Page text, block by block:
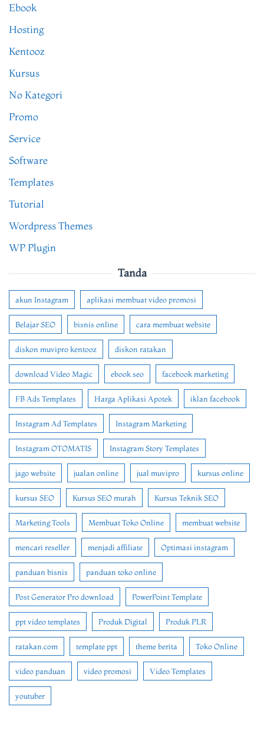
Ebook
Hosting
Kentooz
Kursus
No Kategori
Promo
Service
Software
Templates
Tutorial
Wordpress Themes
WP Plugin
Tanda
akun Instagram aplikasi membuat video promosi
Belajar SEO bisnis online cara membuat website
diskon muvipro kentooz diskon ratakan
download Video Magic ebook seo facebook marketing
FB Ads Templates Harga Aplikasi Apotek iklan facebook
Instagram Ad Templates Instagram Marketing
Instagram OTOMATIS Instagram Story Templates
jago website jualan online jual muvipro kursus online
kursus SEO Kursus SEO murah Kursus Teknik SEO
Marketing Tools Membuat Toko Online membuat website
mencari reseller menjadi affiliate Optimasi instagram
panduan bisnis panduan toko online
Post Generator Pro download PowerPoint Template
ppt video templates Produk Digital Produk PLR
ratakan.com template ppt theme berita Toko Online
video panduan video promosi Video Templates
youtuber